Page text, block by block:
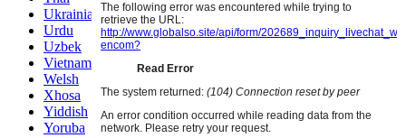
Ukrainian
Urdu
Uzbek
Vietnamese
Welsh
Xhosa
Yiddish
Yoruba